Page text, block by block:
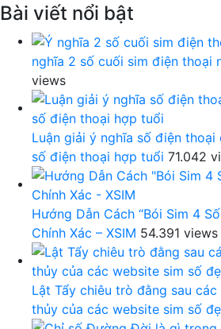
Bài viết nổi bật
nghĩa 2 số cuối sim điện thoại
views
Luận giải ý nghĩa số điện thoại
số điện thoại hợp tuổi 71.042
Hướng Dẫn Cách “Bói Sim 4
Chính Xác – XSIM 54.391 views
Lật Tẩy chiêu trò đằng sau
thủy của các website sim số